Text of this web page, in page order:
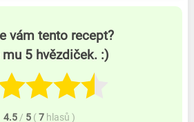
vám tento recept?
mu 5 hvězdiček. :)
4.5 / 5 (7 hlasů )